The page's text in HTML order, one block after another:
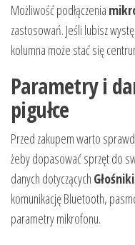
Możliwość podłączenia
zastosowań. Jeśli lubisz
kolumna może stać się
Parametry i
pigułce
Przed zakupem warto
żeby dopasować sprzęt do
danych dotyczących
komunikację Bluetooth,
parametry mikrofonu.